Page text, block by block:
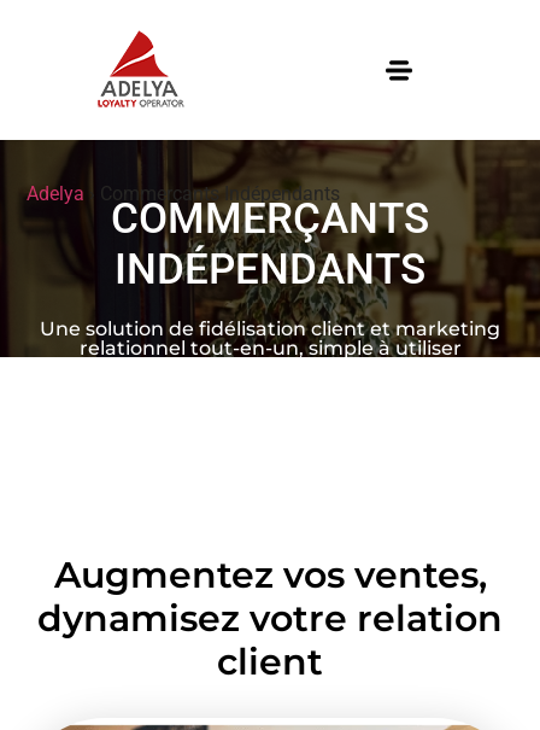
Adelya Commerçants Indépendants
COMMERÇANTS
INDÉPENDANTS
Une solution de fidélisation client et marketing
relationnel tout-en-un, simple à utiliser
Augmentez vos ventes,
dynamisez votre relation
client